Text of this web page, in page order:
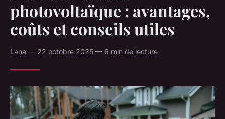
photovoltaïque : avantages,
coûts et conseils utiles
Lana — 22 octobre 2025 — 6 min de lecture